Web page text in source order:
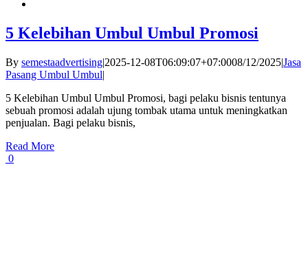
5 Kelebihan Umbul Umbul Promosi
By semestaadvertising|2025-12-08T06:09:07+07:0008/12/2025|Jasa
Pasang Umbul Umbul|
5 Kelebihan Umbul Umbul Promosi, bagi pelaku bisnis tentunya
sebuah promosi adalah ujung tombak utama untuk meningkatkan
penjualan. Bagi pelaku bisnis,
Read More
0